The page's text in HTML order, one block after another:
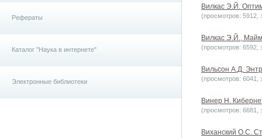
Рефераты
Каталог "Наука в интернете"
Электронные библиотеки
Вилкас Э.Й.
(просмотров: 5912,
Вилкас Э.Й.,
(просмотров: 6592,
Вильсон А.Д.
(просмотров: 6041,
Винер Н.
(просмотров: 6681,
Виханский О.С.